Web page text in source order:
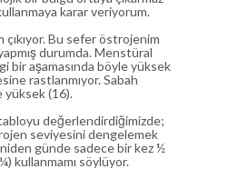
karar veriyorum.
çıkıyor. Bu sefer östrojenim
durumda. Menstüral
bir aşamasında böyle yüksek
rastlanmıyor. Sabah
yüksek (16).
değerlendirdiğimizde;
seviyesini dengelemek
günde sadece bir kez ½
kullanmamı söylüyor.